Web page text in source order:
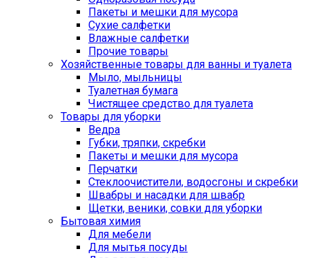
Пакеты и мешки для мусора
Сухие салфетки
Влажные салфетки
Прочие товары
Хозяйственные товары для ванны и туалета
Мыло, мыльницы
Туалетная бумага
Чистящее средство для туалета
Товары для уборки
Ведра
Губки, тряпки, скребки
Пакеты и мешки для мусора
Перчатки
Стеклоочистители, водосгоны и скребки
Швабры и насадки для швабр
Щетки, веники, совки для уборки
Бытовая химия
Для мебели
Для мытья посуды